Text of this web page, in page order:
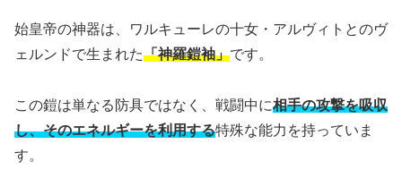
始皇帝の神器は、ワルキューレの十女・アルヴィトとのヴ
ェルンドで生まれた「神羅鎧袖」です。
この鎧は単なる防具ではなく、戦闘中に相手の攻撃を吸収
し、そのエネルギーを利用する特殊な能力を持っていま
す。